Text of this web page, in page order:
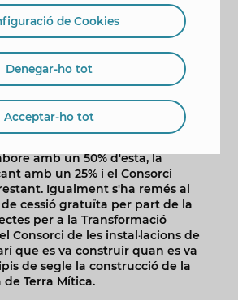
del projecte de la mateixa per
euros, per a això “està ja a
l'informe jurídic i econòmic, que
ha informat Berenguer.
que hi ha un conveni a punt
l'Ajuntament que comporta la
terrenys al Consorci i un altre
per al finançament i
amb un 50% d'esta, la
amb un 25% i el Consorci
Igualment s'ha remés al
cessió gratuïta per part de la
per a la Transformació
Consorci de les instal·lacions de
que es va construir quan es va
de segle la construcció de la
Terra Mítica.
de Cookies
Denegar-ho tot
Acceptar-ho tot